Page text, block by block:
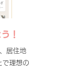
！
居住地
で理想の